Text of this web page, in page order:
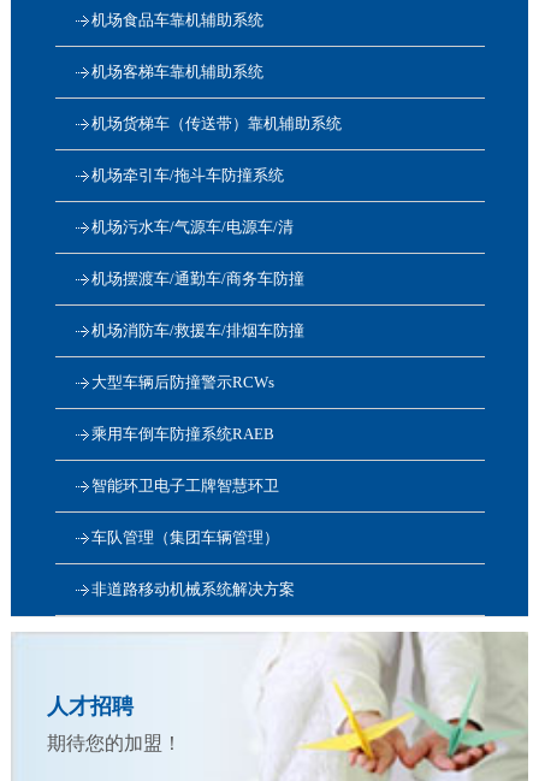
机场食品车靠机辅助系统
机场客梯车靠机辅助系统
机场货梯车（传送带）靠机辅助系统
机场牵引车/拖斗车防撞系统
机场污水车/气源车/电源车/清
机场摆渡车/通勤车/商务车防撞
机场消防车/救援车/排烟车防撞
大型车辆后防撞警示RCWs
乘用车倒车防撞系统RAEB
智能环卫电子工牌智慧环卫
车队管理（集团车辆管理）
非道路移动机械系统解决方案
人才招聘
期待您的加盟！